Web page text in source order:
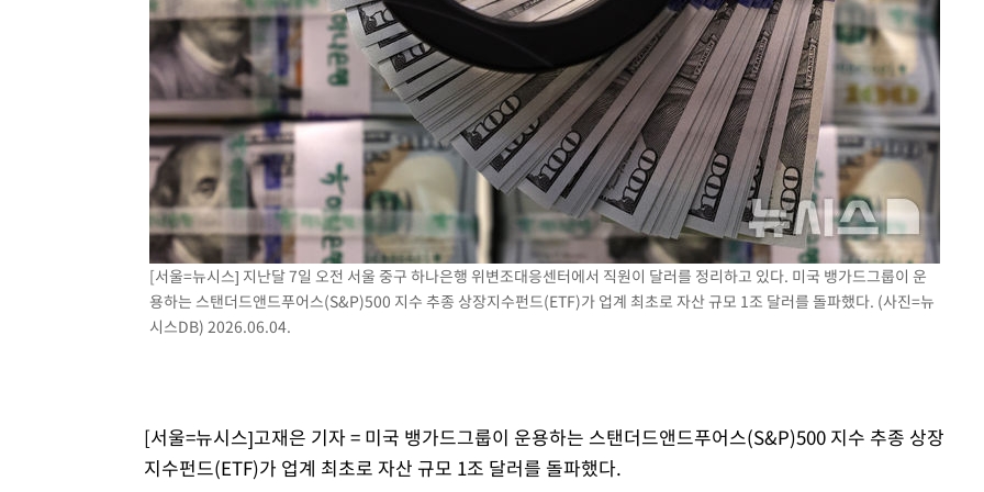
[서울=뉴시스] 지난달 7일 오전 서울 중구 하나은행 위변조대응센터에서 직원이 달러를 정리하고 있다. 미국 뱅가드그룹이 운
용하는 스탠더드앤드푸어스(S&P)500 지수 추종 상장지수펀드(ETF)가 업계 최초로 자산 규모 1조 달러를 돌파했다. (사진=뉴
시스DB) 2026.06.04.
[서울=뉴시스]고재은 기자 = 미국 뱅가드그룹이 운용하는 스탠더드앤드푸어스(S&P)500 지수 추종 상장
지수펀드(ETF)가 업계 최초로 자산 규모 1조 달러를 돌파했다.